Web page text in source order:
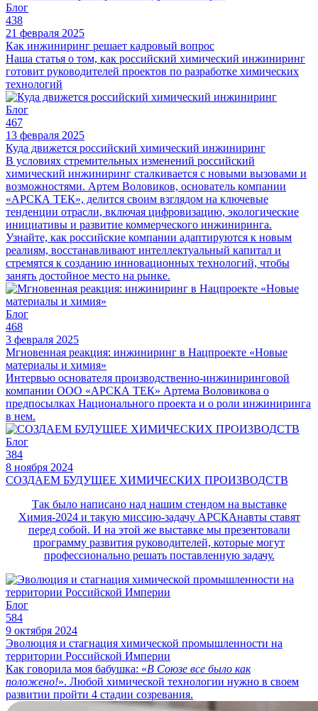
Блог
438
21 февраля 2025
Как инжиниринг решает кадровый вопрос
Наша статья о том, как российский химический инжиниринг
готовит руководителей проектов по разработке химических
технологий
Блог
467
13 февраля 2025
Куда движется российский химический инжиниринг
В условиях стремительных изменений российский
химический инжиниринг сталкивается с новыми вызовами и
возможностями. Артем Воловиков, основатель компании
«АРСКА ТЕК», делится своим взглядом на ключевые
тенденции отрасли, включая цифровизацию, экологические
инициативы и развитие коммерческого инжиниринга.
Узнайте, как российские компании адаптируются к новым
реалиям, восстанавливают интеллектуальный капитал и
стремятся к созданию инновационных технологий, чтобы
занять достойное место на рынке.
Блог
468
3 февраля 2025
Мгновенная реакция: инжиниринг в Нацпроекте «Новые
материалы и химия»
Интервью основателя производственно-инжиниринговой
компании ООО «АРСКА ТЕК» Артема Воловикова о
предпосылках Национального проекта и о роли инжиниринга
в нем.
Блог
384
8 ноября 2024
СОЗДАЕМ БУДУЩЕЕ ХИМИЧЕСКИХ ПРОИЗВОДСТВ
Так было написано над нашим стендом на выставке
Химия-2024 и такую миссию-задачу АРСКАнавты ставят
перед собой. И на этой же выставке мы презентовали
программу развития руководителей, которые могут
профессионально решать поставленную задачу.
Блог
584
9 октября 2024
Эволюция и стагнация химической промышленности на
территории Российской Империи
Как говорила моя бабушка: «В Союзе все было как
положено!». Любой химической технологии нужно в своем
развитии пройти 4 стадии созревания.